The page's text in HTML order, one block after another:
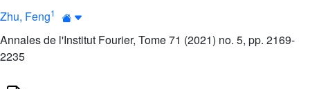
Zhu, Feng1
Annales de l'Institut Fourier, Tome 71 (2021) no. 5, pp. 2169-
2235